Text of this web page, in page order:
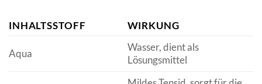
INHALTSSTOFF WIRKUNG
Aqua
Wasser, dient als
Lösungsmittel